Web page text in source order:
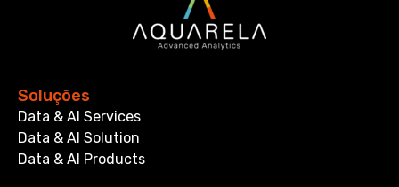
Soluções
Data & AI Services
Data & AI Solution
Data & AI Products